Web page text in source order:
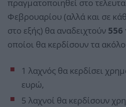
πραγματοποιηθεί στο
Φεβρουαρίου (αλλά και σε
στο εξής) θα αναδειχτούν 556
οποίοι θα κερδίσουν τα
1 λαχνός θα κερδίσει
ευρώ,
5 λαχνοί θα κερδίσουν